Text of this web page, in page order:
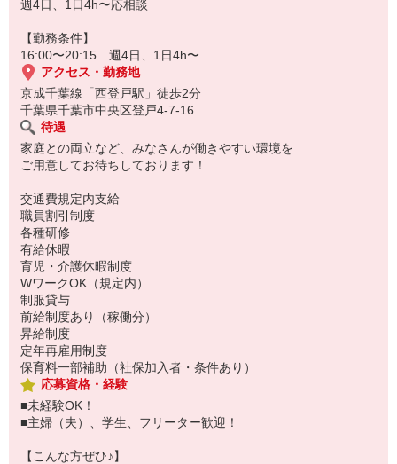
週4日、1日4h〜応相談
【勤務条件】
16:00〜20:15 週4日、1日4h〜
アクセス・勤務地
京成千葉線「西登戸駅」徒歩2分
千葉県千葉市中央区登戸4-7-16
待遇
家庭との両立など、みなさんが働きやすい環境を
ご用意してお待ちしております！
交通費規定内支給
職員割引制度
各種研修
有給休暇
育児・介護休暇制度
WワークOK（規定内）
制服貸与
前給制度あり（稼働分）
昇給制度
定年再雇用制度
保育料一部補助（社保加入者・条件あり）
応募資格・経験
■未経験OK！
■主婦（夫）、学生、フリーター歓迎！
【こんな方ぜひ♪】